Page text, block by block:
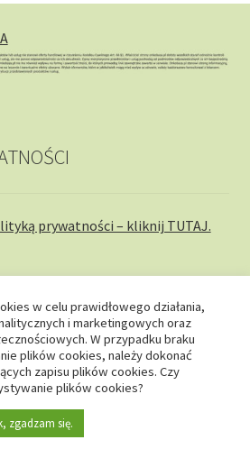
prywatności – kliknij TUTAJ.
.
w celu prawidłowego działania,
i marketingowych oraz
W przypadku braku
plików cookies, należy dokonać
zapisu plików cookies. Czy
plików cookies?
zgadzam się.